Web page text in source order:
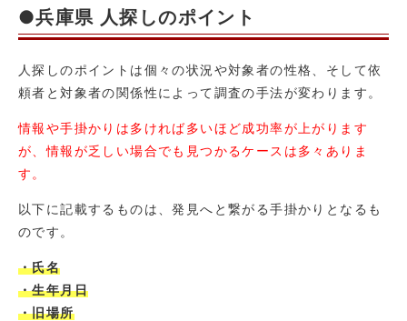
●兵庫県 人探しのポイント
人探しのポイントは個々の状況や対象者の性格、そして依
頼者と対象者の関係性によって調査の手法が変わります。
情報や手掛かりは多ければ多いほど成功率が上がります
が、情報が乏しい場合でも見つかるケースは多々ありま
す。
以下に記載するものは、発見へと繋がる手掛かりとなるも
のです。
・氏名
・生年月日
・旧場所